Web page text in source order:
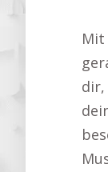
Mit
dir,